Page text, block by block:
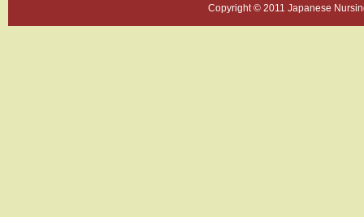
Copyright © 2011 Japanese